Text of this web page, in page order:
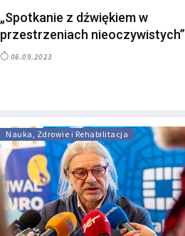
„Spotkanie z dźwiękiem w
przestrzeniach nieoczywistych”
06.09.2023
Nauka, Zdrowie i Rehabilitacja